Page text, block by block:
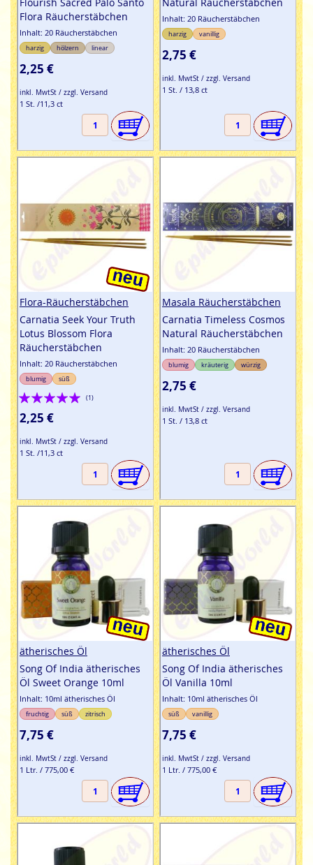
Flora Räucherstäbchen
Inhalt: 20 Räucherstäbchen
harzig hölzern linear
2,25 €
inkl. MwtSt / zzgl. Versand
1 St. /11,3 ct
Inhalt: 20 Räucherstäbchen
harzig vanillig
2,75 €
inkl. MwtSt / zzgl. Versand
1 St. / 13,8 ct
Flora-Räucherstäbchen
Carnatia Seek Your Truth
Lotus Blossom Flora
Räucherstäbchen
Inhalt: 20 Räucherstäbchen
blumig süß
Bewertung:
100%
(1)
2,25 €
inkl. MwtSt / zzgl. Versand
1 St. /11,3 ct
Masala Räucherstäbchen
Carnatia Timeless Cosmos
Natural Räucherstäbchen
Inhalt: 20 Räucherstäbchen
blumig kräuterig würzig
2,75 €
inkl. MwtSt / zzgl. Versand
1 St. / 13,8 ct
ätherisches Öl
Song Of India ätherisches
Öl Sweet Orange 10ml
Inhalt: 10ml ätherisches Öl
fruchtig süß zitrisch
7,75 €
inkl. MwtSt / zzgl. Versand
1 Ltr. / 775,00 €
ätherisches Öl
Song Of India ätherisches
Öl Vanilla 10ml
Inhalt: 10ml ätherisches Öl
süß vanillig
7,75 €
inkl. MwtSt / zzgl. Versand
1 Ltr. / 775,00 €